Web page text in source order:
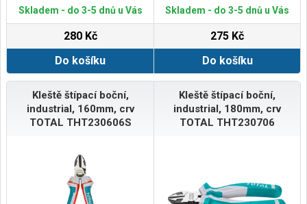
Skladem - do 3-5 dnů u Vás
280 Kč
Do košíku
Skladem - do 3-5 dnů u Vás
275 Kč
Do košíku
Kleště štípací boční,
industrial, 160mm, crv
TOTAL THT230606S
Kleště štípací boční,
industrial, 180mm, crv
TOTAL THT230706